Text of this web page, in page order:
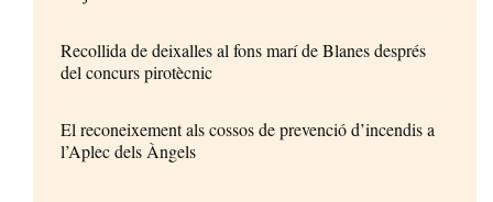
Recollida de deixalles al fons marí de Blanes després
del concurs pirotècnic
El reconeixement als cossos de prevenció d’incendis a
l’Aplec dels Àngels